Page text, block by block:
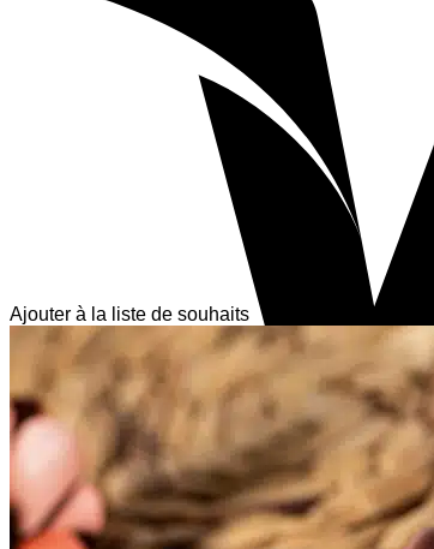
Ajouter à la liste de souhaits